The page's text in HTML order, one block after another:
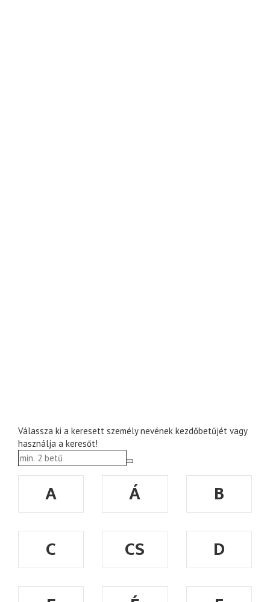
Válassza ki a keresett személy nevének kezdőbetűjét vagy
használja a keresőt!
A Á
B
C
CS
D